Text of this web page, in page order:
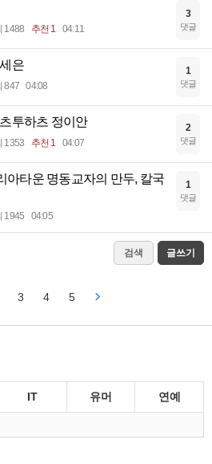
1488 추천 1 04:11
3
댓글
은
847 04:08
1
댓글
투하츠 정이안
1353 추천 1 04:07
2
댓글
아타운 명동교자의 만두, 칼국
1945 04:05
1
댓글
검색 글쓰기
3 4 5
IT 유머 연예